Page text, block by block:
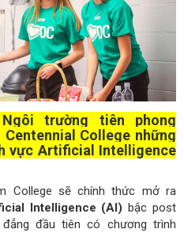
trường tiên phong
College những
vực Artificial Intelligence
College sẽ chính thức mở ra
Intelligence (AI) bậc post
đầu tiên có chương trình